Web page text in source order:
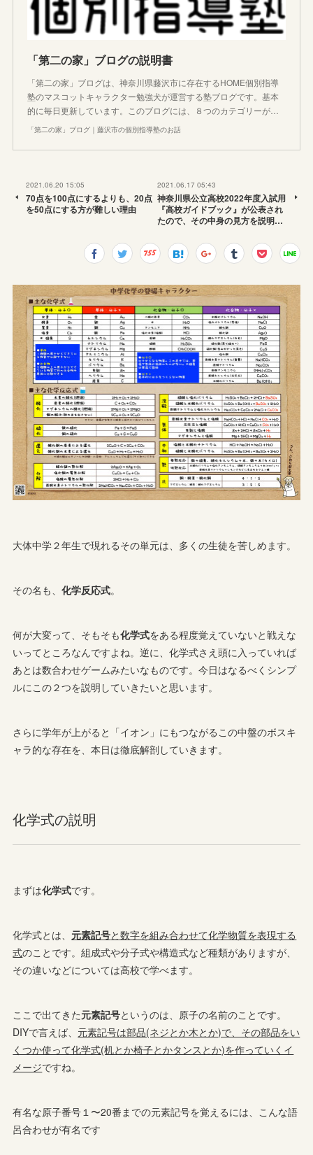
「第二の家」ブログの説明書
「第二の家」ブログは、神奈川県藤沢市に存在するHOME個別指導
塾のマスコットキャラクター勉強犬が運営する塾ブログです。基本
的に毎日更新しています。このブログには、８つのカテゴリーが…
「第二の家」ブログ｜藤沢市の個別指導塾のお話
2021.06.20 15:05
70点を100点にするよりも、20点
を50点にする方が難しい理由
2021.06.17 05:43
神奈川県公立高校2022年度入試用
『高校ガイドブック』が公表され
たので、その中身の見方を説明…
大体中学２年生で現れるその単元は、多くの生徒を苦しめます。
その名も、化学反応式。
何が大変って、そもそも化学式をある程度覚えていないと戦えな
いってところなんですよね。逆に、化学式さえ頭に入っていれば
あとは数合わせゲームみたいなものです。今日はなるべくシンプ
ルにこの２つを説明していきたいと思います。
さらに学年が上がると「イオン」にもつながるこの中盤のボスキ
ャラ的な存在を、本日は徹底解剖していきます。
化学式の説明
まずは化学式です。
化学式とは、 元素記号と数字を組み合わせて化学物質を表現する
式のことです。組成式や分子式や構造式など種類がありますが、
その違いなどについては高校で学べます。
ここで出てきた元素記号というのは、原子の名前のことです。
DIYで言えば、 元素記号は部品(ネジとか木とか)で、その部品をい
くつか使って化学式(机とか椅子とかタンスとか)を作っていくイ
メージですね。
有名な原子番号１〜20番までの元素記号を覚えるには、こんな語
呂合わせが有名です